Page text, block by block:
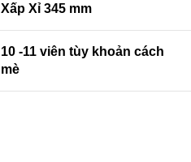
Xấp Xỉ 345 mm
10 -11 viên tùy khoản cách
mè